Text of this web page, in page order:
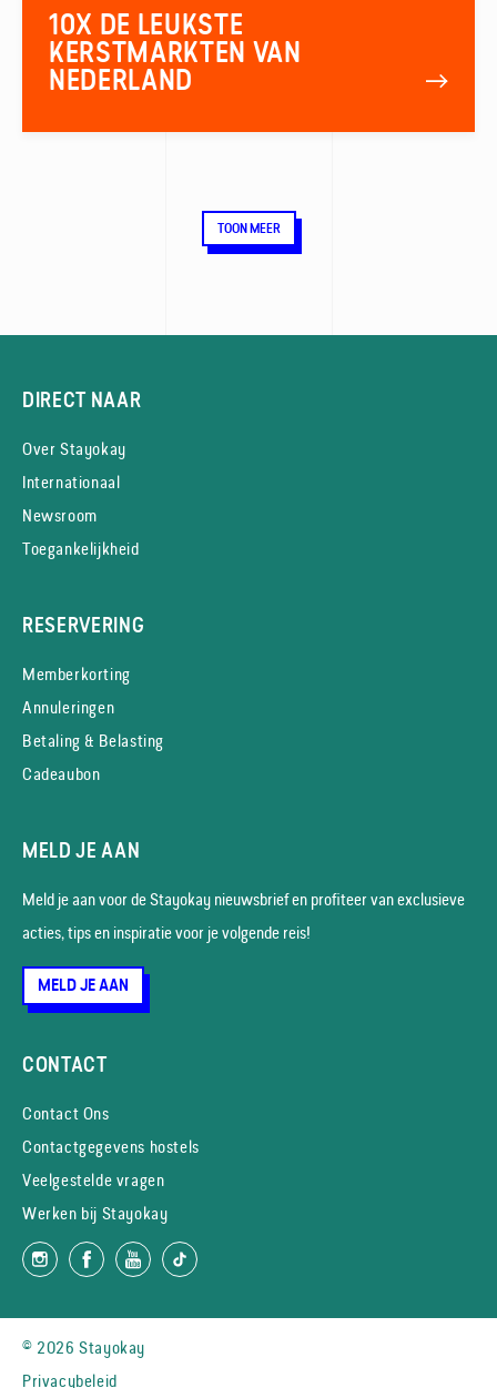
10X DE LEUKSTE
KERSTMARKTEN VAN
NEDERLAND
TOON MEER
DIRECT NAAR
Over Stayokay
Internationaal
Newsroom
Toegankelijkheid
RESERVERING
Memberkorting
Annuleringen
Betaling & Belasting
Cadeaubon
MELD JE AAN
Meld je aan voor de Stayokay nieuws­brief en profiteer van exclusieve
acties, tips en inspiratie voor je volgende reis!
MELD JE AAN
CONTACT
Contact Ons
Contactgegevens hostels
Veelgestelde vragen
Werken bij Stayokay
© 2026 Stayokay
Privacybeleid